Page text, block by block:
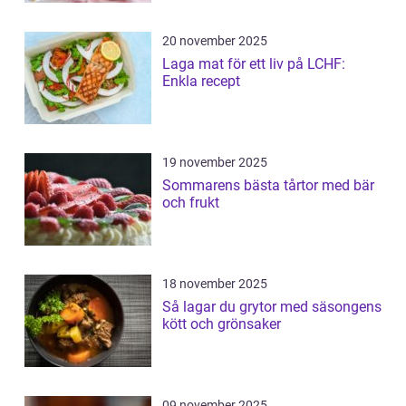
20 november 2025
Laga mat för ett liv på LCHF:
Enkla recept
19 november 2025
Sommarens bästa tårtor med bär
och frukt
18 november 2025
Så lagar du grytor med säsongens
kött och grönsaker